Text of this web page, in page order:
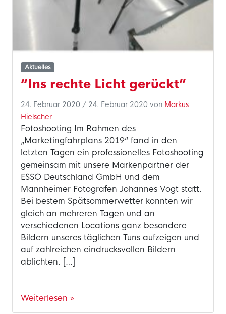
Aktuelles
“Ins rechte Licht gerückt”
24. Februar 2020 / 24. Februar 2020 von Markus
Hielscher
Fotoshooting Im Rahmen des
„Marketingfahrplans 2019“ fand in den
letzten Tagen ein professionelles Fotoshooting
gemeinsam mit unsere Markenpartner der
ESSO Deutschland GmbH und dem
Mannheimer Fotografen Johannes Vogt statt.
Bei bestem Spätsommerwetter konnten wir
gleich an mehreren Tagen und an
verschiedenen Locations ganz besondere
Bildern unseres täglichen Tuns aufzeigen und
auf zahlreichen eindrucksvollen Bildern
ablichten. […]
Weiterlesen »